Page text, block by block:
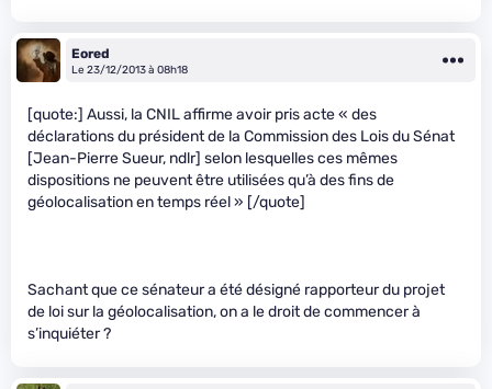
Eored
Le 23/12/2013 à 08h18
[quote:] Aussi, la CNIL affirme avoir pris acte « des
déclarations du président de la Commission des Lois du Sénat
[Jean-Pierre Sueur, ndlr] selon lesquelles ces mêmes
dispositions ne peuvent être utilisées qu’à des fins de
géolocalisation en temps réel » [/quote]
Sachant que ce sénateur a été désigné rapporteur du projet
de loi sur la géolocalisation, on a le droit de commencer à
s’inquiéter ?